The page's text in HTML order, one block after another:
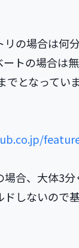
の場合は何
トの場合は
でとなってい
合、大体3分
ドしないので